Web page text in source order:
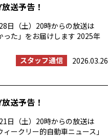
送予告！
日（土）20時からの放送は
った」をお届けします 2025年
スタッフ通信
2026.03.26
送予告！
日（土）20時からの放送は
ークリー的自動車ニュース」